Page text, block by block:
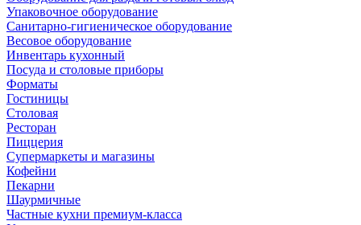
Упаковочное оборудование
Санитарно-гигиеническое оборудование
Весовое оборудование
Инвентарь кухонный
Посуда и столовые приборы
Форматы
Гостиницы
Столовая
Ресторан
Пиццерия
Супермаркеты и магазины
Кофейни
Пекарни
Шаурмичные
Частные кухни премиум-класса